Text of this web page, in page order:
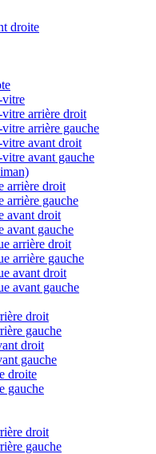
droite
vitre
arrière droit
arrière gauche
avant droit
avant gauche
arrière droit
arrière gauche
avant droit
avant gauche
arrière droit
arrière gauche
avant droit
avant gauche
droit
gauche
droit
gauche
droite
gauche
droit
gauche